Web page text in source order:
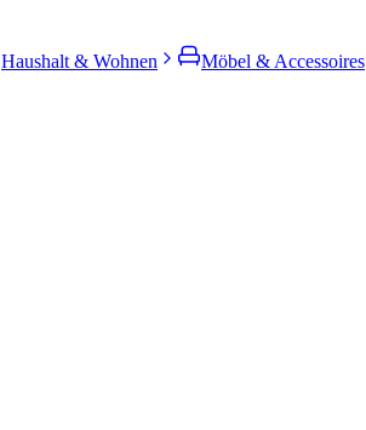
Haushalt & Wohnen Möbel & Accessoires